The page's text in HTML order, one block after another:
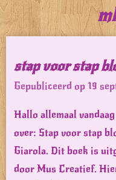
direct
de
hoofdinhoud
stap voor stap
Gepubliceerd op 19
Hallo allemaal
over: Stap voor stap
Giarola. Dit boek is
door Mus Creatief.